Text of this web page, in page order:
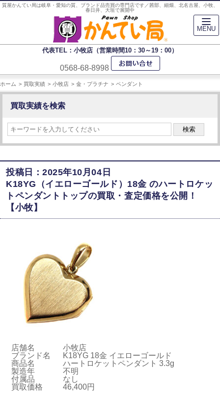
質屋かんてい局は岐阜・愛知の質、ブランド品売買の専門店です／茜部、細畑、北名古屋、小牧、
春日井、大垣で展開中
代表TEL：小牧店（営業時間10：30～19：00）
0568-68-8998
ホーム 買取実績 小牧店 金・プラチナ ペンダント
買取実績を検索
検索
投稿日：2025年10月04日
K18YG（イエローゴールド）18金 のハートロケッ
トペンダントトップの買取・査定価格を公開！
【小牧】
店舗名
小牧店
ブランド名
K18YG 18金 イエローゴールド
商品名
ハートロケットペンダント 3.3g
製造年
不明
付属品
なし
買取価格
46,400円
MENU